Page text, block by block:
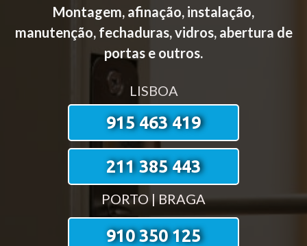
Montagem, afinação, instalação,
manutenção, fechaduras, vidros, abertura de
portas e outros.
LISBOA
915 463 419
211 385 443
PORTO | BRAGA
910 350 125